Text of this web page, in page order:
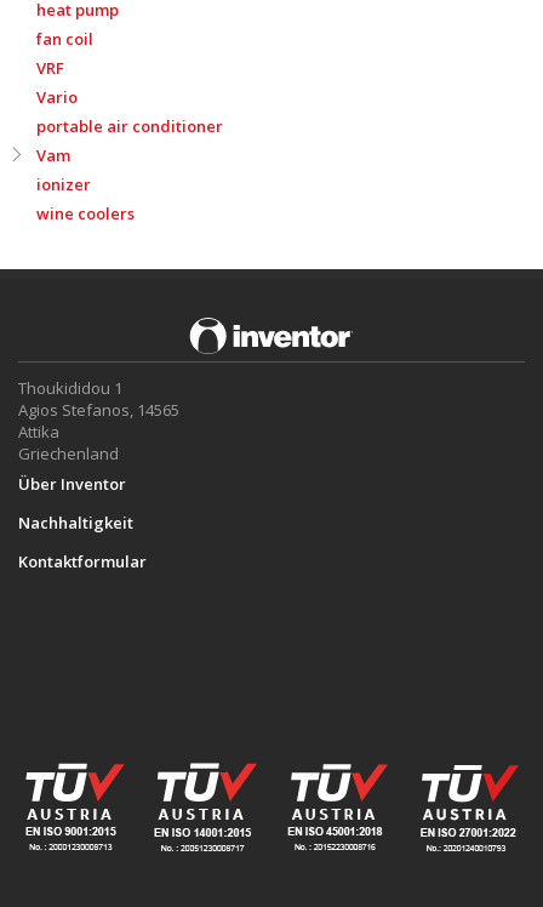
heat pump
fan coil
VRF
Vario
portable air conditioner
Vam
ionizer
wine coolers
Thoukididou 1
Agios Stefanos, 14565
Attika
Griechenland
Über Inventor
Nachhaltigkeit
Kontaktformular